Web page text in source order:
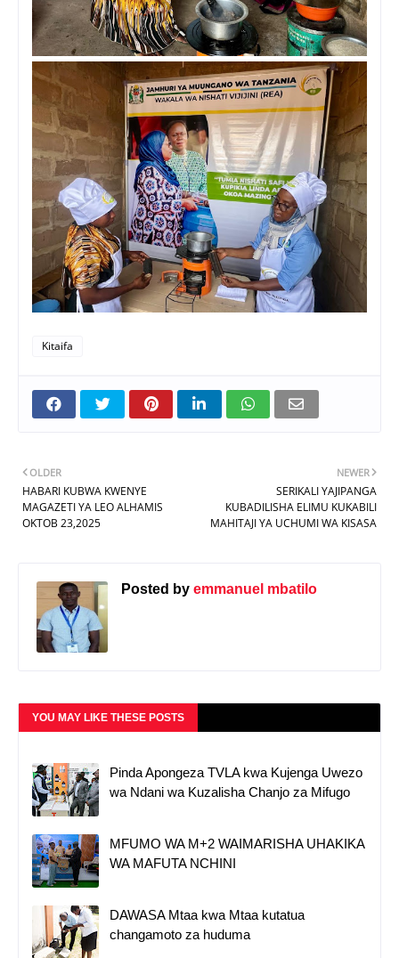
Kitaifa
NEWER
SERIKALI YAJIPANGA
KUBADILISHA ELIMU KUKABILI
MAHITAJI YA UCHUMI WA KISASA
OLDER
HABARI KUBWA KWENYE
MAGAZETI YA LEO ALHAMIS
OKTOB 23,2025
Posted by emmanuel mbatilo
YOU MAY LIKE THESE POSTS
Pinda Apongeza TVLA kwa Kujenga Uwezo
wa Ndani wa Kuzalisha Chanjo za Mifugo
MFUMO WA M+2 WAIMARISHA UHAKIKA
WA MAFUTA NCHINI
DAWASA Mtaa kwa Mtaa kutatua
changamoto za huduma